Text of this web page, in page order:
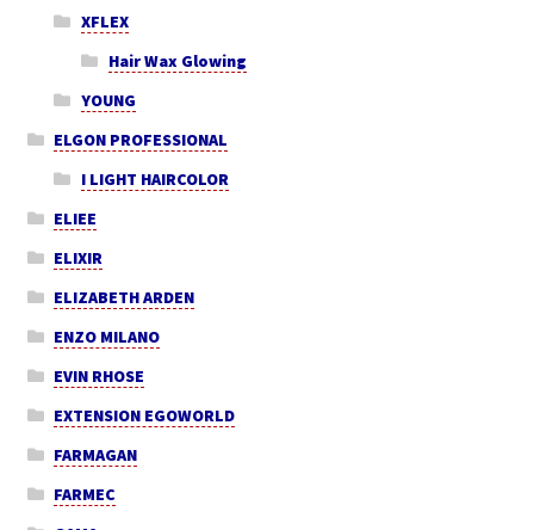
XFLEX
Hair Wax Glowing
YOUNG
ELGON PROFESSIONAL
I LIGHT HAIRCOLOR
ELIEE
ELIXIR
ELIZABETH ARDEN
ENZO MILANO
EVIN RHOSE
EXTENSION EGOWORLD
FARMAGAN
FARMEC